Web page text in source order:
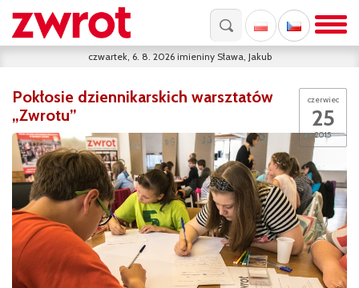
czwartek, 6. 8. 2026 imieniny Sława, Jakub
czerwiec
25
2015
Pokłosie dziennikarskich warsztatów
„Zwrotu”